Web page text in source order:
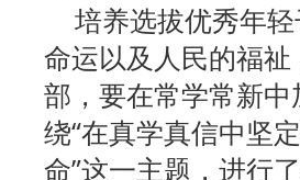
培养选拔优秀年轻
命运以及人民的福
部，要在常学常新
绕“在真学真信中坚
命”这一主题，进行